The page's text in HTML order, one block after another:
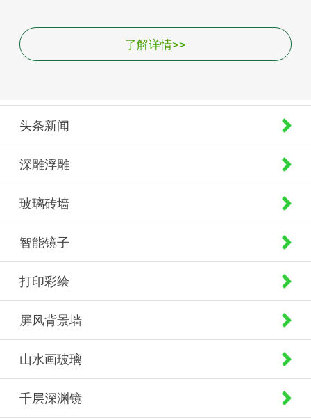
了解详情>>
头条新闻
深雕浮雕
玻璃砖墙
智能镜子
打印彩绘
屏风背景墙
山水画玻璃
千层深渊镜